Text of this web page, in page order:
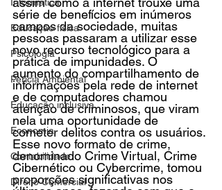
Educação física
Psicologia
Perícia Ambiental
Educação inclusiva
Economia
Contabilidade
Direito Comercial
série de benefícios em inúmeros
campos da sociedade, muitas
pessoas passaram a utilizar esse
novo recurso tecnológico para a
prática de impunidades. O
aumento do compartilhamento de
informações pela rede de internet
e de computadores chamou
atenção de criminosos, que viram
nela uma oportunidade de
cometer delitos contra os usuários.
Esse novo formato de crime,
denominado Crime Virtual, Crime
Cibernético ou Cybercrime, tomou
proporções significativas nos